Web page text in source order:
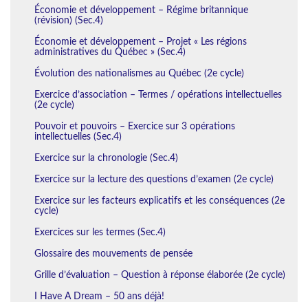
Économie et développement – Régime britannique
(révision) (Sec.4)
Économie et développement – Projet « Les régions
administratives du Québec » (Sec.4)
Évolution des nationalismes au Québec (2e cycle)
Exercice d’association – Termes / opérations intellectuelles
(2e cycle)
Pouvoir et pouvoirs – Exercice sur 3 opérations
intellectuelles (Sec.4)
Exercice sur la chronologie (Sec.4)
Exercice sur la lecture des questions d’examen (2e cycle)
Exercice sur les facteurs explicatifs et les conséquences (2e
cycle)
Exercices sur les termes (Sec.4)
Glossaire des mouvements de pensée
Grille d’évaluation – Question à réponse élaborée (2e cycle)
I Have A Dream – 50 ans déjà!